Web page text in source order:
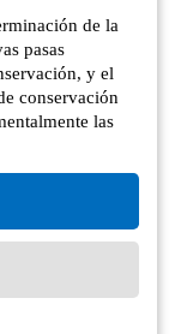
de la
pasas
y el
conservación
las